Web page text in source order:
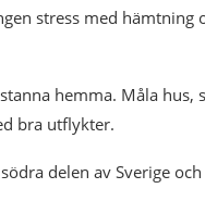
stress med hämtning
hemma. Måla hus,
bra utflykter.
delen av Sverige